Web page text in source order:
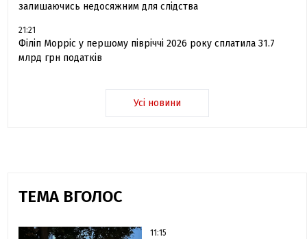
залишаючись недосяжним для слідства
21:21
Філіп Морріс у першому півріччі 2026 року сплатила 31.7
млрд грн податків
Усі новини
ТЕМА ВГОЛОС
11:15